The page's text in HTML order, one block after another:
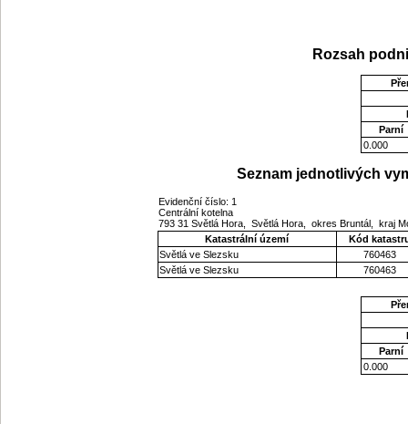
Rozsah
Parní
0.000
Seznam jednotlivých
Evidenční číslo: 1
Centrální kotelna
793 31 Světlá Hora, Světlá Hora, okres Bruntál, kraj
Katastrální území
Kód
Světlá ve Slezsku
760463
Světlá ve Slezsku
760463
Parní
0.000